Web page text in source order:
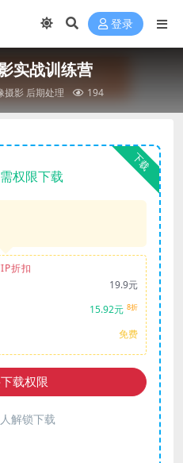
登录
实战训练营
摄影 后期处理 194
下载
权限下载
折扣
19.9元
15.92元 8折
免费
载权限
人解锁下载